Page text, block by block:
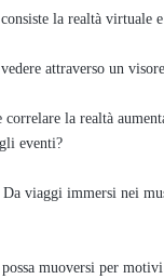
la realtà virtuale
attraverso un
la realtà
eventi?
viaggi immersi nei
muoversi per